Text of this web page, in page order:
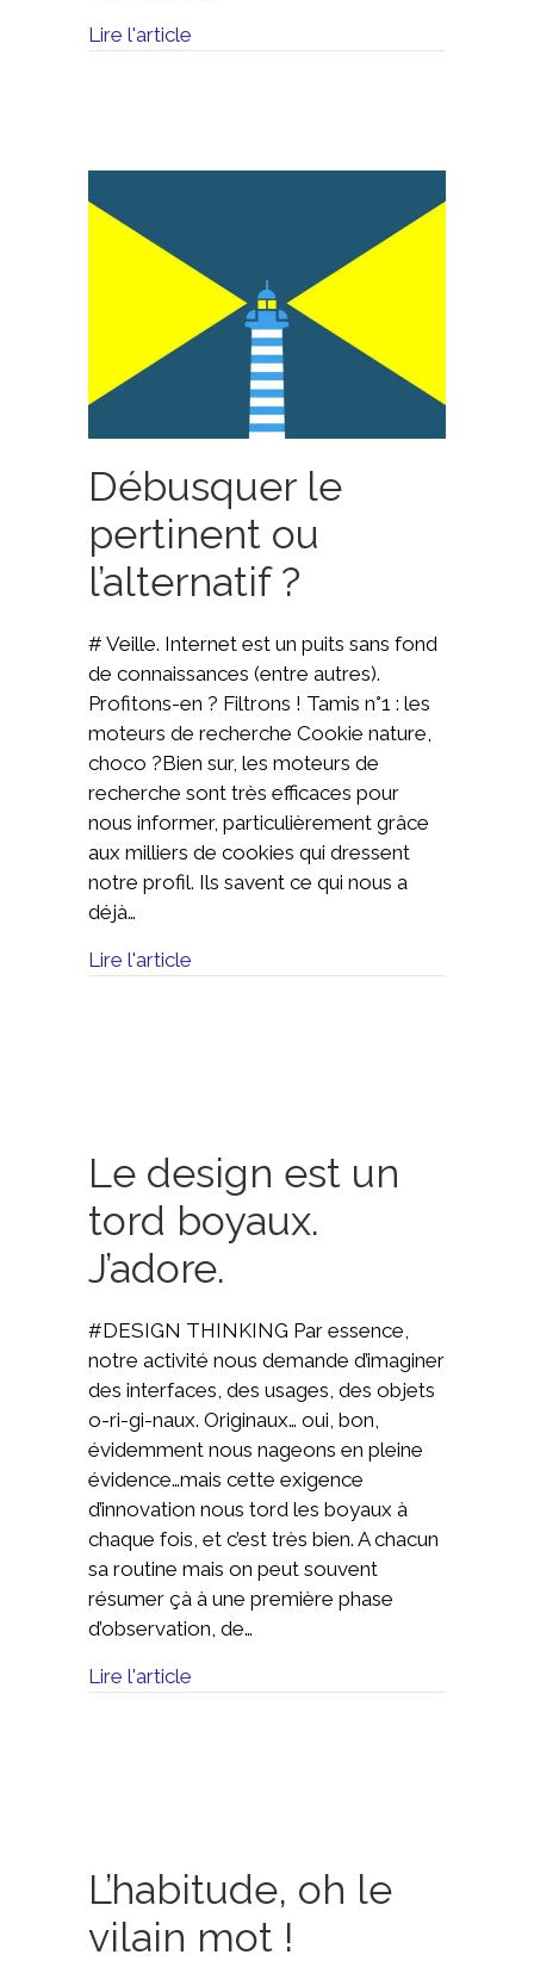
Lire l'article
Débusquer le
pertinent ou
l’alternatif ?
# Veille. Internet est un puits sans fond
de connaissances (entre autres).
Profitons-en ? Filtrons ! Tamis n°1 : les
moteurs de recherche Cookie nature,
choco ?Bien sur, les moteurs de
recherche sont très efficaces pour
nous informer, particulièrement grâce
aux milliers de cookies qui dressent
notre profil. Ils savent ce qui nous a
déjà…
Lire l'article
Le design est un
tord boyaux.
J’adore.
#DESIGN THINKING Par essence,
notre activité nous demande d’imaginer
des interfaces, des usages, des objets
o-ri-gi-naux. Originaux… oui, bon,
évidemment nous nageons en pleine
évidence…mais cette exigence
d’innovation nous tord les boyaux à
chaque fois, et c’est très bien. A chacun
sa routine mais on peut souvent
résumer çà à une première phase
d’observation, de…
Lire l'article
L’habitude, oh le
vilain mot !